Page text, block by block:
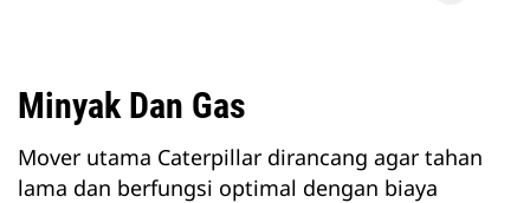
Minyak Dan Gas
Mover utama Caterpillar dirancang agar tahan
lama dan berfungsi optimal dengan biaya